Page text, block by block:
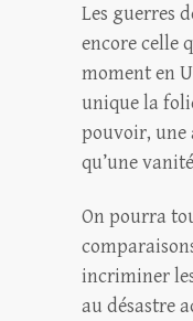
Les guerres
encore celle
moment en
unique la
pouvoir, une
qu’une
On pourra
incriminer
au désastre